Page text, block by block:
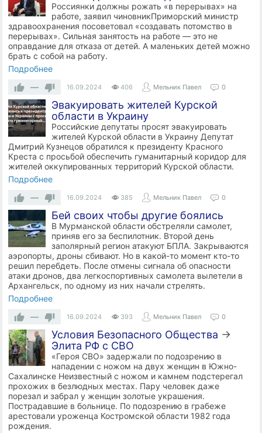
Россиянки должны рожать «в перерывах» на
работе, заявил чиновникПриморский министр
здравоохранения посоветовал «создавать потомство в
перерывах». Сильная занятость на работе — это не
оправдание для отказа от детей. А маленьких детей можно
брать с собой на работу.
Подробнее
—
16.09.2024 406 Мельник Павел 0
Эвакуировать жителей Курской
области в Украину
Российские депутаты просят эвакуировать
жителей Курской области в Украину Депутат
Дмитрий Кузнецов обратился к президенту Красного
Креста с просьбой обеспечить гуманитарный коридор для
жителей оккупированных территорий Курской области.
Подробнее
—
16.09.2024 385 Мельник Павел 0
Бей своих чтобы другие боялись
В Мурманской области обстреляли самолет,
приняв его за беспилотник. Второй день
заполярный регион атакуют БПЛА. Закрываются
аэропорты, дроны сбивают. Но в какой-то момент кто-то
решил перебдеть. После отмены сигнала об опасности
атаки дронов, два легкоспортивных самолета вылетели в
Архангельск, по одному из них начали стрелять.
Подробнее
—
16.09.2024 393 Мельник Павел 0
Условия Безопасного Общества →
Элита РФ с СВО
«Героя СВО» задержали по подозрению в
нападении с ножом на двух женщин в Южно-
Сахалинске Неизвестный с ножом и камнем подстерегал
прохожих в безлюдных местах. Пару человек даже
порезал и забрал у женщин золотые украшения.
Пострадавшие в больнице. По подозрению в грабеже
арестовали уроженца Костромской области 1982 года
рождения.